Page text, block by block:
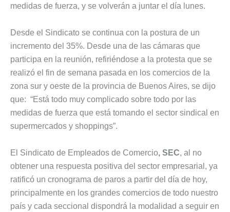
medidas de fuerza, y se volverán a juntar el día lunes.
Desde el Sindicato se continua con la postura de un
incremento del 35%. Desde una de las cámaras que
participa en la reunión, refiriéndose a la protesta que se
realizó el fin de semana pasada en los comercios de la
zona sur y oeste de la provincia de Buenos Aires, se dijo
que: “Está todo muy complicado sobre todo por las
medidas de fuerza que está tomando el sector sindical en
supermercados y shoppings”.
El Sindicato de Empleados de Comercio, SEC, al no
obtener una respuesta positiva del sector empresarial, ya
ratificó un cronograma de paros a partir del día de hoy,
principalmente en los grandes comercios de todo nuestro
país y cada seccional dispondrá la modalidad a seguir en